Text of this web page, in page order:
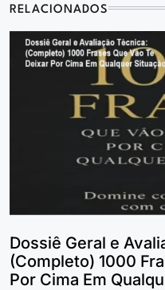
RELACIONADOS
Dossiê Geral e
(Completo) 1000
Por Cima Em